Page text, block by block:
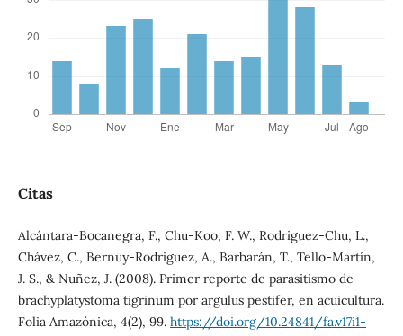
Citas
Alcántara-Bocanegra, F., Chu-Koo, F. W., Rodriguez-Chu, L.,
Chávez, C., Bernuy-Rodriguez, A., Barbarán, T., Tello-Martín,
J. S., & Nuñez, J. (2008). Primer reporte de parasitismo de
brachyplatystoma tigrinum por argulus pestifer, en acuicultura.
Folia Amazónica, 4(2), 99. https://doi.org/10.24841/fa.v17i1-